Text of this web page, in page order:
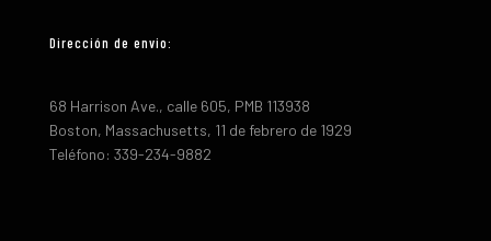
Dirección de envio:
68 Harrison Ave., calle 605, PMB 113938
Boston, Massachusetts, 11 de febrero de 1929
Teléfono: 339-234-9882